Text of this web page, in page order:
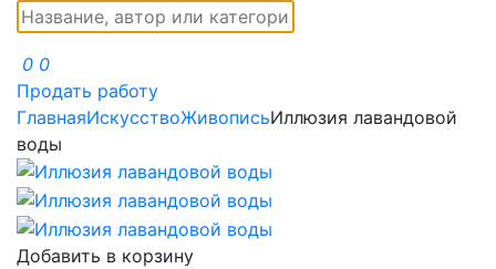
0 0
Продать работу
ГлавнаяИскусствоЖивописьИллюзия лавандовой
воды
Добавить в корзину